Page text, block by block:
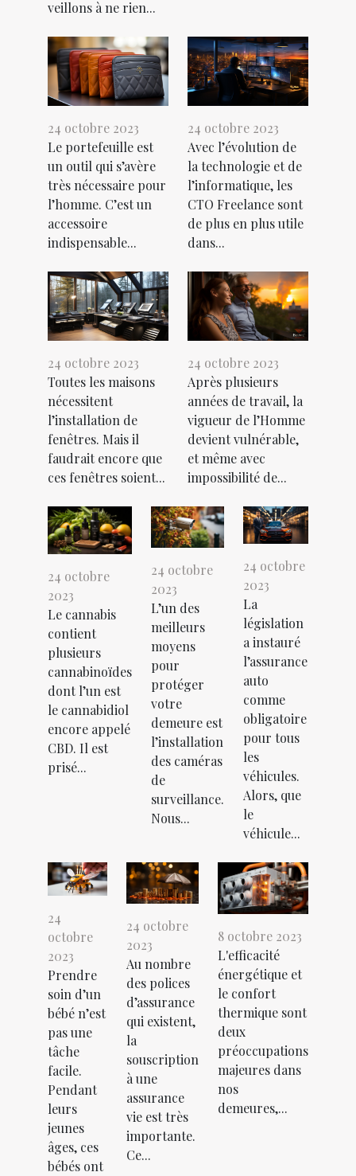
veillons à ne rien...
24 octobre 2023
Le portefeuille est
un outil qui s’avère
très nécessaire pour
l’homme. C’est un
accessoire
indispensable...
24 octobre 2023
Avec l’évolution de
la technologie et de
l’informatique, les
CTO Freelance sont
de plus en plus utile
dans...
24 octobre 2023
Toutes les maisons
nécessitent
l’installation de
fenêtres. Mais il
faudrait encore que
ces fenêtres soient...
24 octobre 2023
Après plusieurs
années de travail, la
vigueur de l’Homme
devient vulnérable,
et même avec
impossibilité de...
24 octobre
2023
Le cannabis
contient
plusieurs
cannabinoïdes
dont l’un est
le cannabidiol
encore appelé
CBD. Il est
prisé...
24 octobre
2023
L’un des
meilleurs
moyens
pour
protéger
votre
demeure est
l’installation
des caméras
de
surveillance.
Nous...
24 octobre
2023
La
législation
a instauré
l’assurance
auto
comme
obligatoire
pour tous
les
véhicules.
Alors, que
le
véhicule...
24
octobre
2023
Prendre
soin d’un
bébé n’est
pas une
tâche
facile.
Pendant
leurs
jeunes
âges, ces
bébés ont
24 octobre
2023
Au nombre
des polices
d’assurance
qui existent,
la
souscription
à une
assurance
vie est très
importante.
Ce...
8 octobre 2023
L'efficacité
énergétique et
le confort
thermique sont
deux
préoccupations
majeures dans
nos
demeures,...